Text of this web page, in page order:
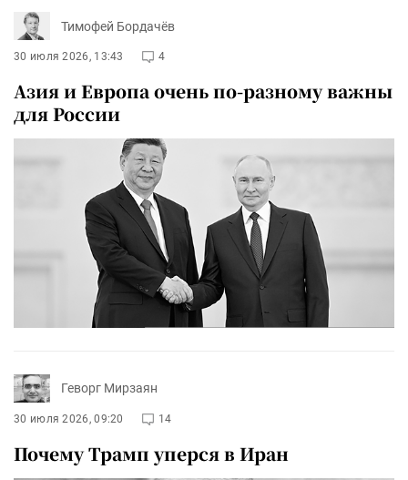
Тимофей Бордачёв
30 июля 2026, 13:43 4
Азия и Европа очень по-разному важны
для России
Геворг Мирзаян
30 июля 2026, 09:20 14
Почему Трамп уперся в Иран